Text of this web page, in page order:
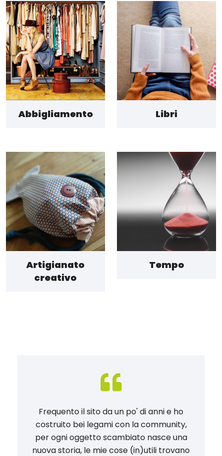
Abbigliamento Libri
Artigianato
creativo
Tempo
Frequento il sito da un po' di anni e ho
costruito bei legami con la community,
per ogni oggetto scambiato nasce una
nuova storia, le mie cose (in)utili trovano